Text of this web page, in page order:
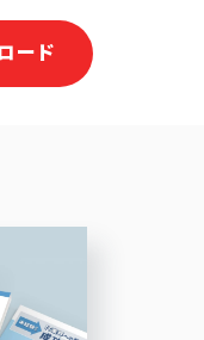
ード